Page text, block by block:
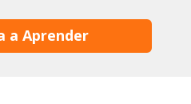
a Aprender